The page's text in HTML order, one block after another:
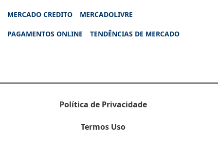
MERCADO CREDITO MERCADOLIVRE
PAGAMENTOS ONLINE TENDÊNCIAS DE MERCADO
Política de Privacidade
Termos Uso